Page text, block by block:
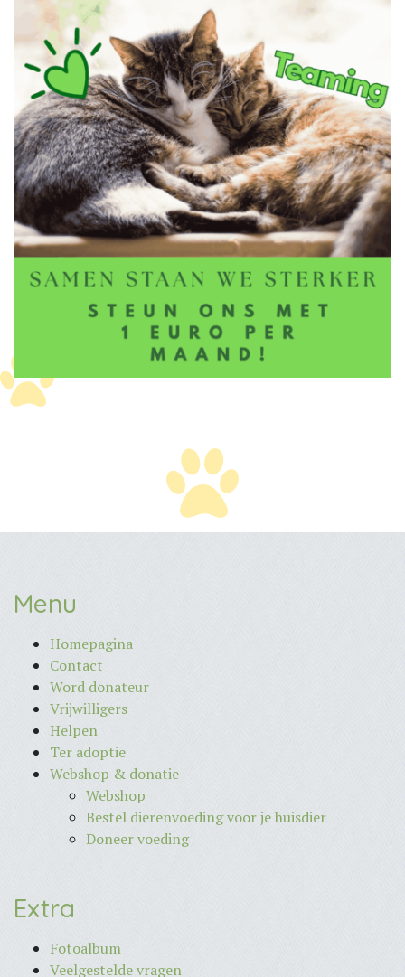
Menu
Homepagina
Contact
Word donateur
Vrijwilligers
Helpen
Ter adoptie
Webshop & donatie
Webshop
Bestel dierenvoeding voor je huisdier
Doneer voeding
Extra
Fotoalbum
Veelgestelde vragen